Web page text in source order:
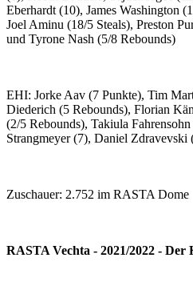
Eberhardt (10), James Washington
Joel Aminu (18/5 Steals), Preston
und Tyrone Nash (5/8 Rebounds)
EHI: Jorke Aav (7 Punkte), Tim
Diederich (5 Rebounds), Florian
(2/5 Rebounds), Takiula
Strangmeyer (7), Daniel Zdravevski
Zuschauer: 2.752 im RASTA Dome
RASTA Vechta - 2021/2022 - Der